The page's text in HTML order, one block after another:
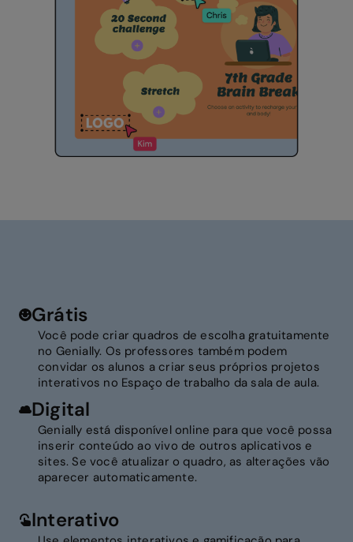
Grátis
Você pode criar quadros de escolha gratuitamente
no Genially. Os professores também podem
convidar os alunos a criar seus próprios projetos
interativos no Espaço de trabalho da sala de aula.
Digital
Genially está disponível online para que você possa
inserir conteúdo ao vivo de outros aplicativos e
sites. Se você atualizar o quadro, as alterações vão
aparecer automaticamente.
Interativo